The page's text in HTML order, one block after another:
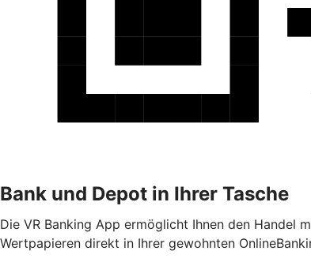
Bank und Depot in Ihrer Tasche
Die VR Banking App ermöglicht Ihnen den Handel
Wertpapieren direkt in Ihrer gewohnten